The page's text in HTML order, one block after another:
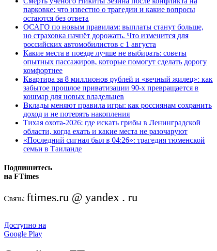
парковке: что известно о трагедии и какие вопросы
остаются без ответа
ОСАГО по новым правилам: выплаты станут больше,
но страховка начнёт дорожать. Что изменится для
российских автомобилистов с 1 августа
Какие места в поезде лучше не выбирать: советы
опытных пассажиров, которые помогут сделать дорогу
комфортнее
Квартира за 8 миллионов рублей и «вечный жилец»: как
забытое прошлое приватизации 90-х превращается в
кошмар для новых владельцев
Вклады меняют правила игры: как россиянам сохранить
доход и не потерять накопления
Тихая охота-2026: где искать грибы в Ленинградской
области, когда ехать и какие места не разочаруют
«Последний сигнал был в 04:26»: трагедия тюменской
семьи в Таиланде
Подпишитесь
на FTimes
Связь: ftimes.ru @ yandex . ru
Доступно на
Google Play